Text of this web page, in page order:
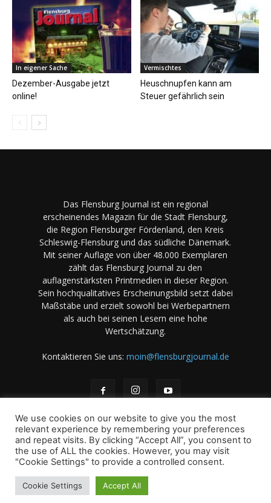
In eigener Sache
Dezember-Ausgabe jetzt
online!
Vermischtes
Heuschnupfen kann am
Steuer gefährlich sein
Das Flensburg Journal ist ein regional
erscheinendes Magazin für die Stadt Flensburg,
die Region Flensburger Fördenland, den Kreis
Schleswig-Flensburg und das südliche Dänemark.
Mit seiner Auflage von über 48.000 Exemplaren
zählt das Flensburg Journal zu den
auflagenstärksten Printmedien in dieser Region.
Sein hochqualitatives Erscheinungsbild setzt dabei
Maßstäbe und erzielt sowohl bei Werbepartnern
als auch bei seinen Lesern eine hohe
Wertschätzung.
Kontaktieren Sie uns: moin@flensburgjournal.de
Über uns Stellenangebote Impressum
Datenschutz
Magazin-Archiv
Das Magazin Mediadaten
© 2001-2026 copyright by A. B & M Art. Books & Magazines -
International - GmbH und Co KG
We use cookies on our website to give you the most
relevant experience by remembering your preferences
and repeat visits. By clicking “Accept All”, you consent to
the use of ALL the cookies. However, you may visit
"Cookie Settings" to provide a controlled consent.
Cookie Settings Accept All